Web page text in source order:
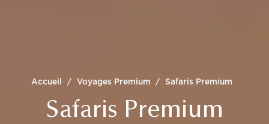
Accueil / Voyages Premium / Safaris Premium
Safaris Premium